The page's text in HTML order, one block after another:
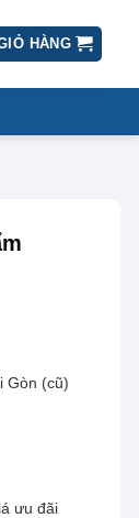
HÀNG
Gòn (cũ)
ưu đãi